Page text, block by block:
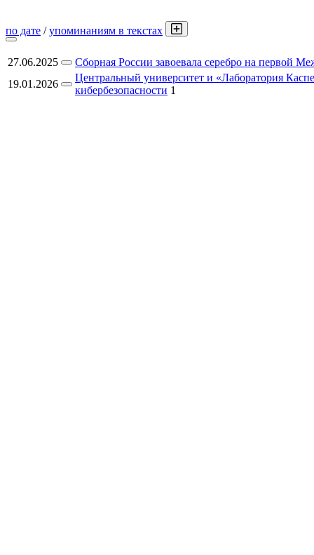
по дате /упоминаниям в текстах
27.06.2025
Сборная России завоевала серебро на первой
19.01.2026
Центральный университет и «Лаборатория
кибербезопасности 1